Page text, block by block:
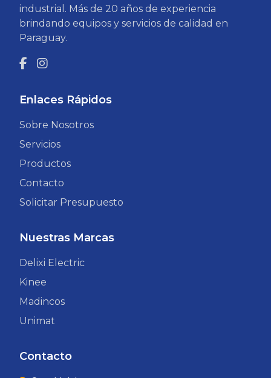
industrial. Más de 20 años de experiencia
brindando equipos y servicios de calidad en
Paraguay.
Enlaces Rápidos
Sobre Nosotros
Servicios
Productos
Contacto
Solicitar Presupuesto
Nuestras Marcas
Delixi Electric
Kinee
Madincos
Unimat
Contacto